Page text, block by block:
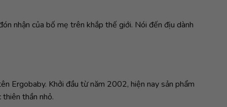
nhận của bố mẹ trên khắp thế giới. Nói đến địu dành
Ergobaby. Khởi đầu từ năm 2002, hiện nay sản phẩm
thần nhỏ.